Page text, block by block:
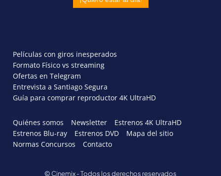
Películas con giros inesperados
Formato Físico vs streaming
Ofertas en Telegram
Entrevista a Santiago Segura
Guía para comprar reproductor 4K UltraHD
Quiénes somos Newsletter
Estrenos 4K UltraHD
Estrenos Blu-ray
Estrenos DVD
Mapa del sitio
Normas Concursos
Contacto
© Cinemix - Todos los derechos reservados